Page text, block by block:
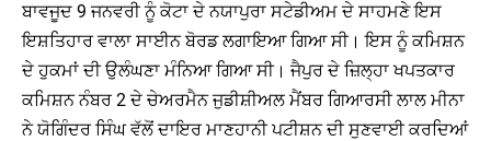
ਬਾਵਜੂਦ 9 ਜਨਵਰੀ ਨੂੰ ਕੋਟਾ ਦੇ ਨਯਾਪੁਰਾ ਸਟੇਡੀਅਮ ਦੇ ਸਾਹਮਣੇ ਇਸ
ਇਸ਼ਤਿਹਾਰ ਵਾਲਾ ਸਾਈਨ ਬੋਰਡ ਲਗਾਇਆ ਗਿਆ ਸੀ। ਇਸ ਨੂੰ ਕਮਿਸ਼ਨ
ਦੇ ਹੁਕਮਾਂ ਦੀ ਉਲੰਘਣਾ ਮੰਨਿਆ ਗਿਆ ਸੀ। ਜੈਪੁਰ ਦੇ ਜ਼ਿਲ੍ਹਾ ਖਪਤਕਾਰ
ਕਮਿਸ਼ਨ ਨੰਬਰ 2 ਦੇ ਚੇਅਰਮੈਨ ਜੁਡੀਸ਼ੀਅਲ ਮੈਂਬਰ ਗਿਆਰਸੀ ਲਾਲ ਮੀਨਾ
ਨੇ ਯੋਗਿੰਦਰ ਸਿੰਘ ਵੱਲੋਂ ਦਾਇਰ ਮਾਣਹਾਨੀ ਪਟੀਸ਼ਨ ਦੀ ਸੁਣਵਾਈ ਕਰਦਿਆਂ